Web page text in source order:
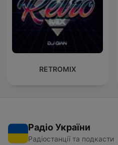
RETROMIX
Радіо України
Радіостанції та подкасти